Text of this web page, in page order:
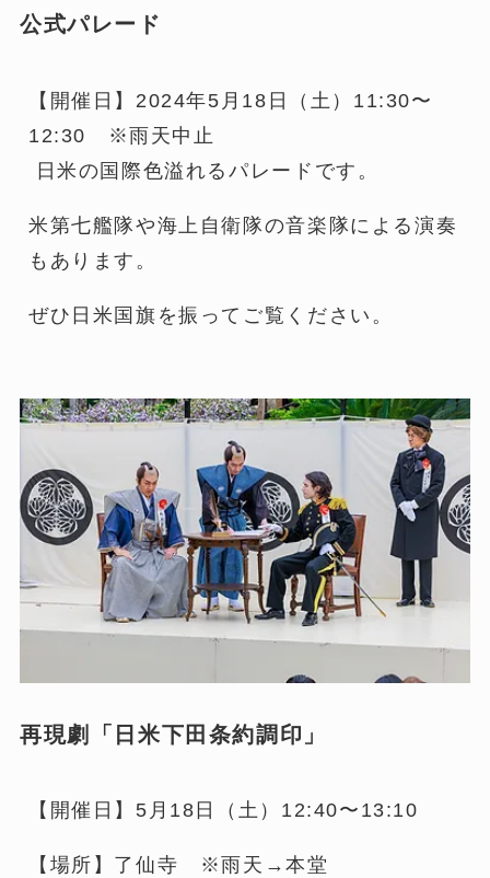
公式パレード
【開催日】2024年5月18日（土）11:30〜
12:30 ※雨天中止
日米の国際色溢れるパレードです。
米第七艦隊や海上自衛隊の音楽隊による演奏
もあります。
ぜひ日米国旗を振ってご覧ください。
再現劇「日米下田条約調印」
【開催日】5月18日（土）12:40〜13:10
【場所】了仙寺 ※雨天→本堂